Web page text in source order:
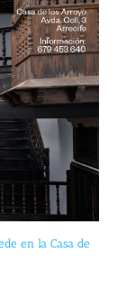
en la Casa de